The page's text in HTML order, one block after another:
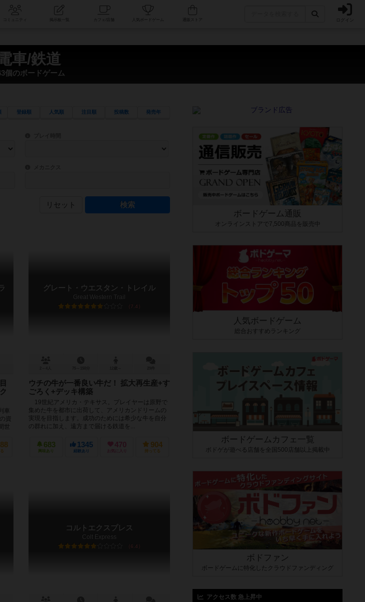
コミュニティ 人気ボードゲーム ログイン
車/鉄道
個のボードゲーム
登録順 人気順 注目順 投稿数 発売年
目安となる所要時間を指定することができます。マニュアルを読む時間や参加者へのルール説明時間は含まれていないため、初めて
することができます。直感的にゲームシステムを理解できるよう、中世ファンタジー・クッキング・海賊同士の対決など、ゲームコンセプトを絞
ゲーム性を構成するコアシステムです。主にボードゲームに慣れている方向けの絞込機能です。例えば「ダイスロール」はランダ
リセット
資
世
グレート・ウエスタン・トレイル
Great Western Trail
7.4
ウチの牛が一番良い牛だ！ 拡大再生産+す
ごろく+デッキ構築
19世紀アメリカ・テキサス。プレイヤーは原野で
集めた牛を都市に出荷して、アメリカンドリームの
実現を目指します。成功のためには希少な牛を自分
の群れに加え、遠方まで届ける鉄道を...
683
興味あり
1345
経験あり
470
お気に入り
904
持ってる
コルトエクスプレス
Colt Express
6.4
ボードゲーム通販
オンラインストアで7,500商品を販売中
人気ボードゲーム
総合おすすめランキング
ボードゲームカフェ一覧
ボドゲが遊べる店舗を全国500店舗以上掲載中
ボドファン
ボードゲームに特化したクラウドファンディング
アクセス数 急上昇中